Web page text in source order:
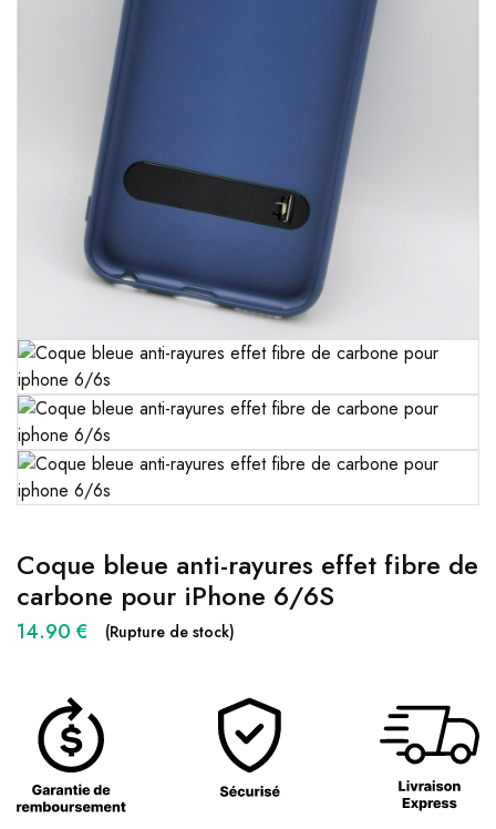
Coque bleue anti-rayures effet fibre de
carbone pour iPhone 6/6S
14.90 € (Rupture de stock)